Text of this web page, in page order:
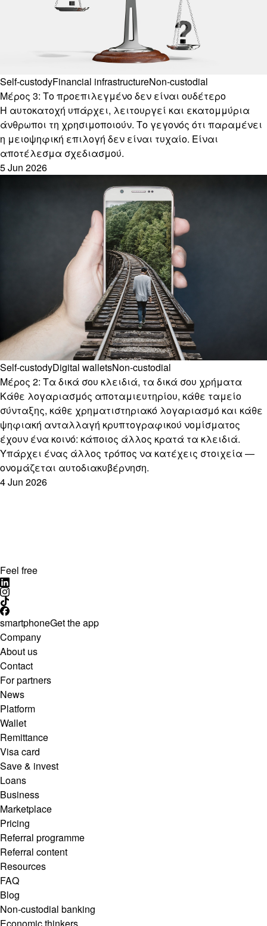
Self-custodyFinancial infrastructureNon-custodial
Μέρος 3: Το προεπιλεγμένο δεν είναι ουδέτερο
Η αυτοκατοχή υπάρχει, λειτουργεί και εκατομμύρια
άνθρωποι τη χρησιμοποιούν. Το γεγονός ότι παραμένει
η μειοψηφική επιλογή δεν είναι τυχαίο. Είναι
αποτέλεσμα σχεδιασμού.
5 Jun 2026
Self-custodyDigital walletsNon-custodial
Μέρος 2: Τα δικά σου κλειδιά, τα δικά σου χρήματα
Κάθε λογαριασμός αποταμιευτηρίου, κάθε ταμείο
σύνταξης, κάθε χρηματιστηριακό λογαριασμό και κάθε
ψηφιακή ανταλλαγή κρυπτογραφικού νομίσματος
έχουν ένα κοινό: κάποιος άλλος κρατά τα κλειδιά.
Υπάρχει ένας άλλος τρόπος να κατέχεις στοιχεία —
ονομάζεται αυτοδιακυβέρνηση.
4 Jun 2026
Feel free
smartphoneGet the app
Company
About us
Contact
For partners
News
Platform
Wallet
Remittance
Visa card
Save & invest
Loans
Business
Marketplace
Pricing
Referral programme
Referral content
Resources
FAQ
Blog
Non-custodial banking